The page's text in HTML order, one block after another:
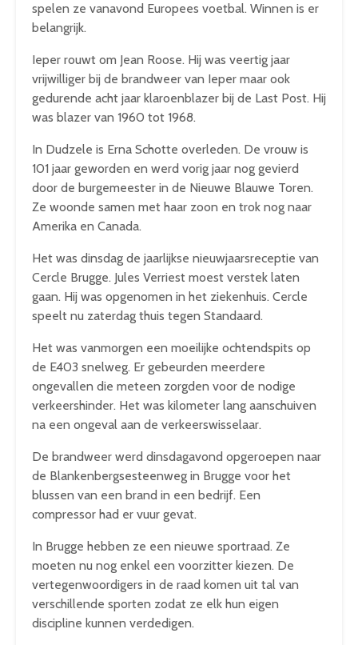
spelen ze vanavond Europees voetbal. Winnen is er
belangrijk.
Ieper rouwt om Jean Roose. Hij was veertig jaar
vrijwilliger bij de brandweer van Ieper maar ook
gedurende acht jaar klaroenblazer bij de Last Post. Hij
was blazer van 1960 tot 1968.
In Dudzele is Erna Schotte overleden. De vrouw is
101 jaar geworden en werd vorig jaar nog gevierd
door de burgemeester in de Nieuwe Blauwe Toren.
Ze woonde samen met haar zoon en trok nog naar
Amerika en Canada.
Het was dinsdag de jaarlijkse nieuwjaarsreceptie van
Cercle Brugge. Jules Verriest moest verstek laten
gaan. Hij was opgenomen in het ziekenhuis. Cercle
speelt nu zaterdag thuis tegen Standaard.
Het was vanmorgen een moeilijke ochtendspits op
de E403 snelweg. Er gebeurden meerdere
ongevallen die meteen zorgden voor de nodige
verkeershinder. Het was kilometer lang aanschuiven
na een ongeval aan de verkeerswisselaar.
De brandweer werd dinsdagavond opgeroepen naar
de Blankenbergsesteenweg in Brugge voor het
blussen van een brand in een bedrijf. Een
compressor had er vuur gevat.
In Brugge hebben ze een nieuwe sportraad. Ze
moeten nu nog enkel een voorzitter kiezen. De
vertegenwoordigers in de raad komen uit tal van
verschillende sporten zodat ze elk hun eigen
discipline kunnen verdedigen.